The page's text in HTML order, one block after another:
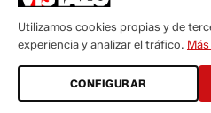
Utilizamos cookies propias y de
experiencia y analizar el tráfico.
CONFIGURAR